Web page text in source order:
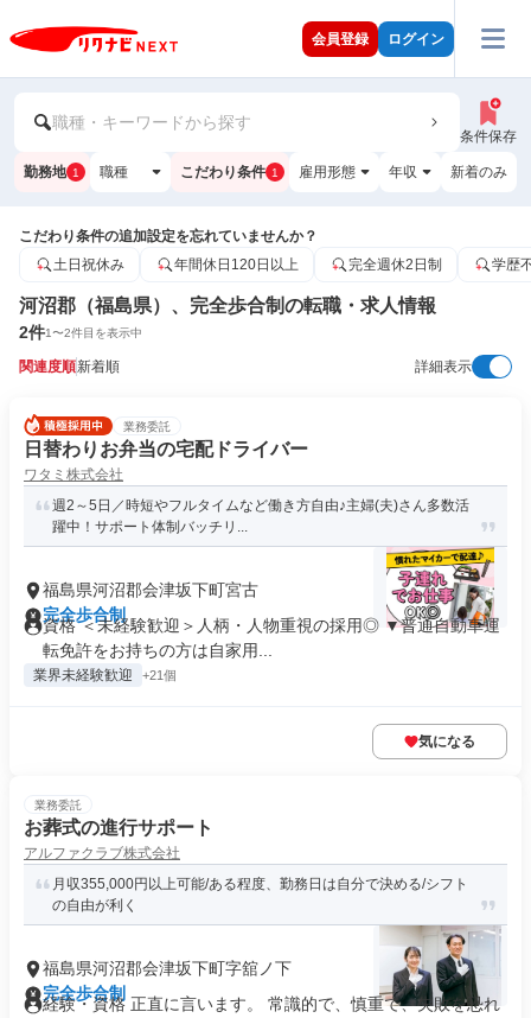
会員登録 ログイン
職種・キーワードから探す
条件保存
勤務地 1 職種 こだわり条件 1 雇用形態 年収 新着のみ
こだわり条件の追加設定を忘れていませんか？
土日祝休み
年間休日120日以上 完全週休2日制 学歴
河沼郡（福島県）、完全歩合制の転職・求人情報
2件1〜2件目を表示中
関連度順新着順 詳細表示
業務委託
日替わりお弁当の宅配ドライバー
ワタミ株式会社
週2～5日／時短やフルタイムなど働き方自由♪主婦(夫)さん多数活
躍中！サポート体制バッチリ...
福島県河沼郡会津坂下町宮古
完全歩合制
資格 ＜未経験歓迎＞人柄・人物重視の採用◎ ▼普通自動車運
転免許をお持ちの方は自家用...
業界未経験歓迎 +21個
気になる
業務委託
お葬式の進行サポート
アルファクラブ株式会社
月収355,000円以上可能/ある程度、勤務日は自分で決める/シフト
の自由が利く
福島県河沼郡会津坂下町字舘ノ下
完全歩合制
経験・資格 正直に言います。 常識的で、慎重で、失敗を恐れ